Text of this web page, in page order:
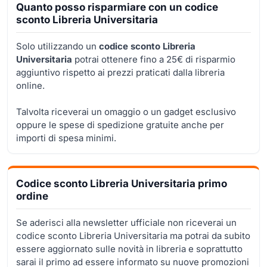
Quanto posso risparmiare con un codice
sconto Libreria Universitaria
Solo utilizzando un codice sconto Libreria
Universitaria potrai ottenere fino a 25€ di risparmio
aggiuntivo rispetto ai prezzi praticati dalla libreria
online.
Talvolta riceverai un omaggio o un gadget esclusivo
oppure le spese di spedizione gratuite anche per
importi di spesa minimi.
Codice sconto Libreria Universitaria primo
ordine
Se aderisci alla newsletter ufficiale non riceverai un
codice sconto Libreria Universitaria ma potrai da subito
essere aggiornato sulle novità in libreria e soprattutto
sarai il primo ad essere informato su nuove promozioni